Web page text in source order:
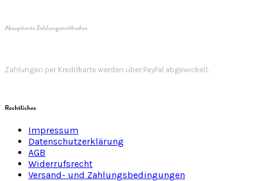
Akzeptierte Zahlungsmethoden
Zahlungen per Kreditkarte werden über PayPal abgewickelt.
Rechtliches
Impressum
Datenschutzerklärung
AGB
Widerrufsrecht
Versand- und Zahlungsbedingungen